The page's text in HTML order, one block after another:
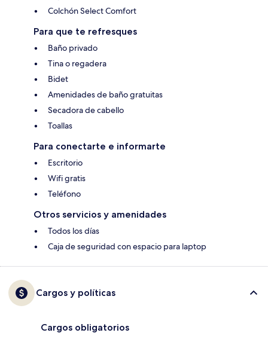
Colchón Select Comfort
Para que te refresques
Baño privado
Tina o regadera
Bidet
Amenidades de baño gratuitas
Secadora de cabello
Toallas
Para conectarte e informarte
Escritorio
Wifi gratis
Teléfono
Otros servicios y amenidades
Todos los días
Caja de seguridad con espacio para laptop
Cargos y políticas
Cargos obligatorios